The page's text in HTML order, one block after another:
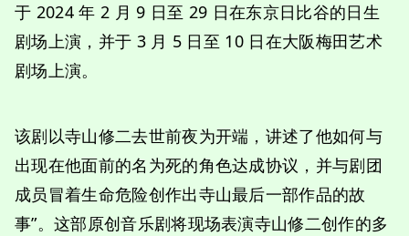
于 2024 年 2 月 9 日至 29 日在东京日比谷的日生
剧场上演，并于 3 月 5 日至 10 日在大阪梅田艺术
剧场上演。
该剧以寺山修二去世前夜为开端，讲述了他如何与
出现在他面前的名为死的角色达成协议，并与剧团
成员冒着生命危险创作出寺山最后一部作品的故
事”。这部原创音乐剧将现场表演寺山修二创作的多